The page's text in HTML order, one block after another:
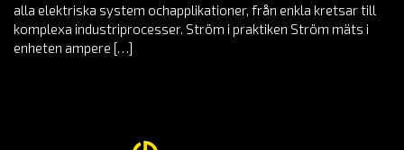
alla elektriska system ochapplikationer, från enkla kretsar till
komplexa industriprocesser. Ström i praktiken Ström mäts i
enheten ampere […]